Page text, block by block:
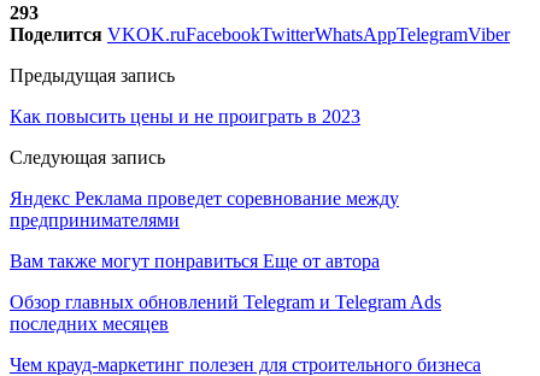
293
Поделится VKOK.ruFacebookTwitterWhatsAppTelegramViber
Предыдущая запись
Как повысить цены и не проиграть в 2023
Следующая запись
Яндекс Реклама проведет соревнование между
предпринимателями
Вам также могут понравиться Еще от автора
Обзор главных обновлений Telegram и Telegram Ads
последних месяцев
Чем крауд-маркетинг полезен для строительного бизнеса